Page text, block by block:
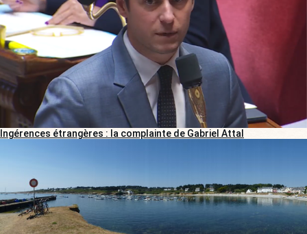
Ingérences étrangères : la complainte de Gabriel Attal